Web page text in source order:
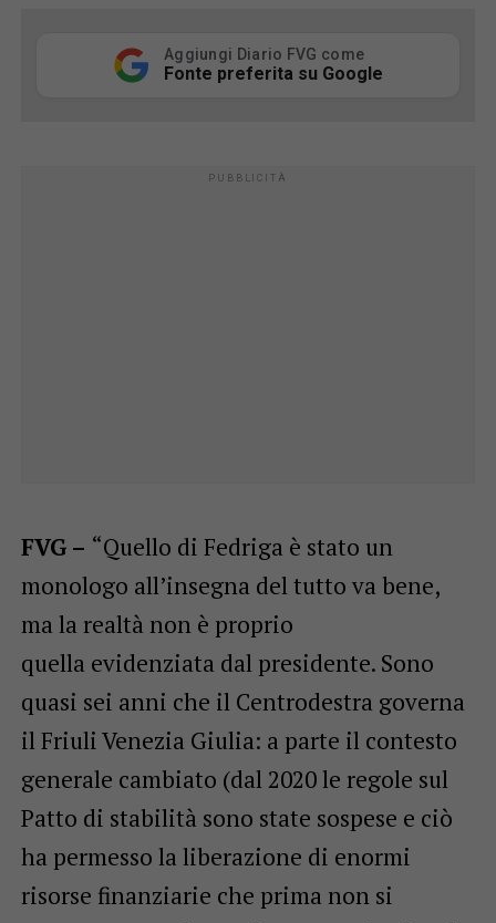
Aggiungi Diario FVG come
Fonte preferita su Google
FVG – “Quello di Fedriga è stato un
monologo all’insegna del tutto va bene,
ma la realtà non è proprio
quella evidenziata dal presidente. Sono
quasi sei anni che il Centrodestra governa
il Friuli Venezia Giulia: a parte il contesto
generale cambiato (dal 2020 le regole sul
Patto di stabilità sono state sospese e ciò
ha permesso la liberazione di enormi
risorse finanziarie che prima non si